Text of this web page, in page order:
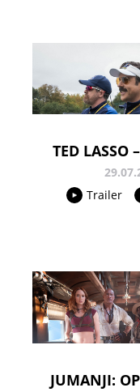
TED LASSO
Trailer
JUMANJI: